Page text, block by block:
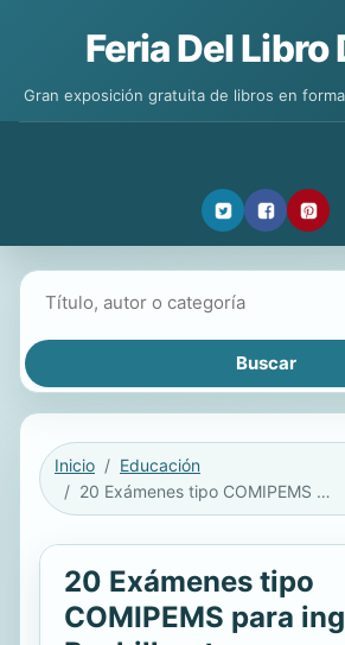
Feria Del Libro
Gran exposición gratuita de libros en
Inicio
Educación
20 Exámenes tipo COMIPEMS para ingresar al Bachillerato
20 Exámenes tipo
COMIPEMS para